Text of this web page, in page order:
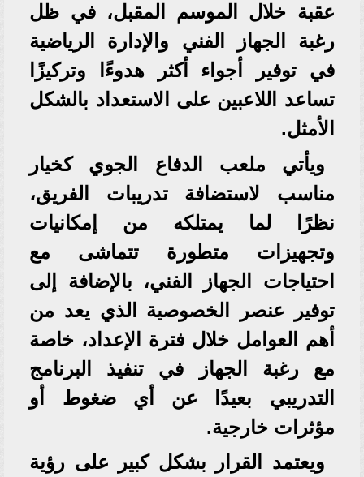
عقبة خلال الموسم المقبل، في ظل
رغبة الجهاز الفني والإدارة الرياضية
في توفير أجواء أكثر هدوءًا وتركيزًا
تساعد اللاعبين على الاستعداد بالشكل
الأمثل.
ويأتي ملعب الدفاع الجوي كخيار
مناسب لاستضافة تدريبات الفريق،
نظرًا لما يمتلكه من إمكانيات
وتجهيزات متطورة تتماشى مع
احتياجات الجهاز الفني، بالإضافة إلى
توفير عنصر الخصوصية الذي يعد من
أهم العوامل خلال فترة الإعداد، خاصة
مع رغبة الجهاز في تنفيذ البرنامج
التدريبي بعيدًا عن أي ضغوط أو
مؤثرات خارجية.
ويعتمد القرار بشكل كبير على رؤية